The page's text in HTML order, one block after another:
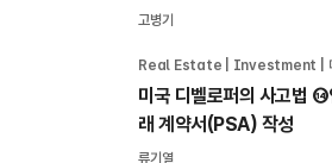
고병기
Real Estate | Investment | 미
미국 디벨로퍼의 사고법 ⑭
래 계약서(PSA) 작성
류기열